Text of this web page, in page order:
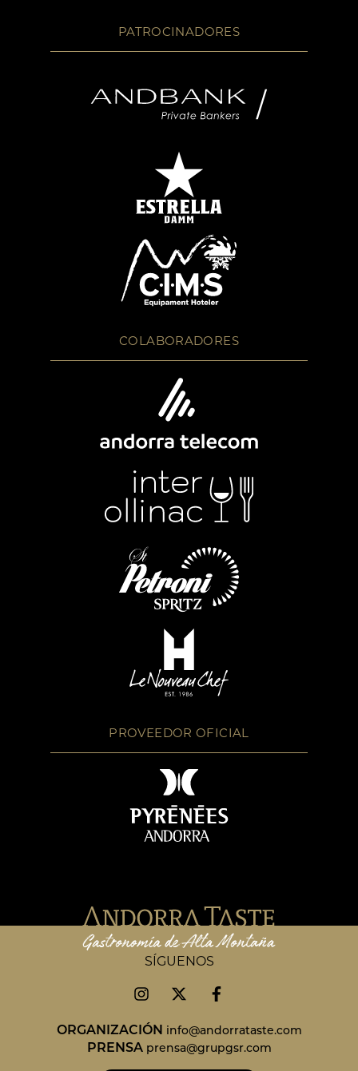
PATROCINADORES
COLABORADORES
PROVEEDOR OFICIAL
SÍGUENOS
ORGANIZACIÓN info@andorrataste.com
PRENSA prensa@grupgsr.com